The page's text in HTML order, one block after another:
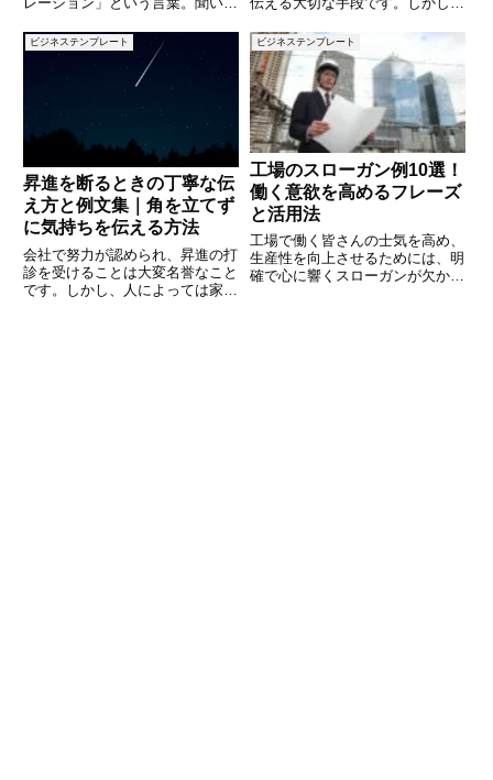
い方を理解していない方も多いの
ではないでしょうか？「ルールと
どう違うの？」「どんな場面で使
うの？」といった疑問を解消する
迷うこともあるでしょう。この記
事では、退職する方に贈る寄せ書
きの文例を10個ご紹介します。
心のこもったメッセージで、これ
ビジネステンプレート
昇進を断るときの丁寧な伝
え方と例文集｜角を立てず
に気持ちを伝える方法
会社で努力が認められ、昇進の打
診を受けることは大変名誉なこと
です。しかし、人によっては家庭
ビジネステンプレート
工場のスローガン例10選！
働く意欲を高めるフレーズ
と活用法
工場で働く皆さんの士気を高め、
生産性を向上させるためには、明
確で心に響くスローガンが欠かせ